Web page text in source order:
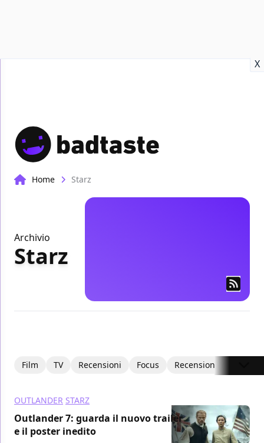
X
Home Starz
Archivio
Starz
Film TV Recensioni Focus Recensioni Video
OUTLANDER STARZ
Outlander 7: guarda il nuovo trailer
e il poster inedito